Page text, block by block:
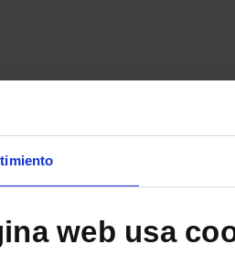
web usa